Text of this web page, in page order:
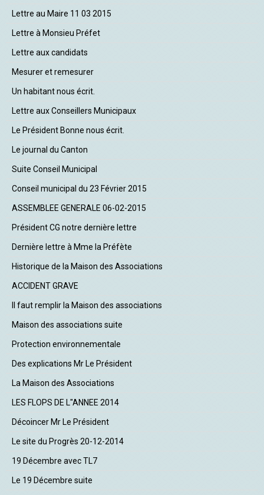
Lettre au Maire 11 03 2015
Lettre à Monsieu Préfet
Lettre aux candidats
Mesurer et remesurer
Un habitant nous écrit.
Lettre aux Conseillers Municipaux
Le Président Bonne nous écrit.
Le journal du Canton
Suite Conseil Municipal
Conseil municipal du 23 Février 2015
ASSEMBLEE GENERALE 06-02-2015
Président CG notre dernière lettre
Dernière lettre à Mme la Préfète
Historique de la Maison des Associations
ACCIDENT GRAVE
Il faut remplir la Maison des associations
Maison des associations suite
Protection environnementale
Des explications Mr Le Président
La Maison des Associations
LES FLOPS DE L"ANNEE 2014
Décoincer Mr Le Président
Le site du Progrès 20-12-2014
19 Décembre avec TL7
Le 19 Décembre suite